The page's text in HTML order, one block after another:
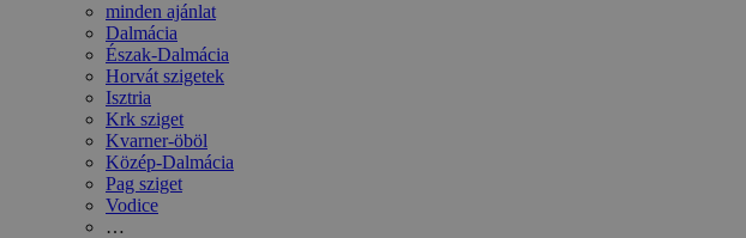
minden ajánlat
Dalmácia
Észak-Dalmácia
Horvát szigetek
Isztria
Krk sziget
Kvarner-öböl
Közép-Dalmácia
Pag sziget
Vodice
…